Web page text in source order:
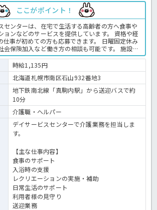
ここがポイント！
センターは、在宅で生活する高齢者の方へ食事や
ョンなどのサービスを提供しています。 資格や経
仕事が初めての方も応募できます。 日曜固定休み
会保険加入など働き方の相談も可能です。 施設内
あり、子育てと仕事を両立したい方にもおすすめ
真駒内駅から無料送迎バスを利用でき、マイカー
ます。 ☆ご興味がありましたらほっ介護までお問
サービスでの介護業務全般です。 ＜介護職 パー
求人＞
時給1,135円
北海道札幌市南区石山932番地3
地下鉄南北線「真駒内駅」から送迎バスで約
10分
介護職・ヘルパー
デイサービスセンターで介護業務を担当しま
す。
【主な仕事内容】
食事のサポート
入浴時の支援
レクリエーションの実施・補助
日常生活のサポート
利用者様の見守り
送迎業務